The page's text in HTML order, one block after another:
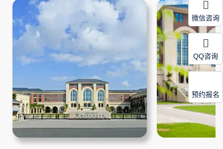
微信咨询
QQ咨询
预约报名